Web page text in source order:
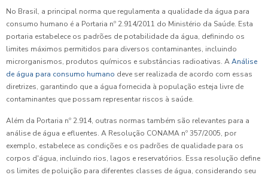
No Brasil, a principal norma que regulamenta a qualidade da água para
consumo humano é a Portaria nº 2.914/2011 do Ministério da Saúde. Esta
portaria estabelece os padrões de potabilidade da água, definindo os
limites máximos permitidos para diversos contaminantes, incluindo
microrganismos, produtos químicos e substâncias radioativas. AAnálise
de água para consumo humano deve ser realizada de acordo com essas
diretrizes, garantindo que a água fornecida à população esteja livre de
contaminantes que possam representar riscos à saúde.
Além da Portaria nº 2.914, outras normas também são relevantes para a
análise de água e efluentes. A Resolução CONAMA nº 357/2005, por
exemplo, estabelece as condições e os padrões de qualidade para os
corpos d'água, incluindo rios, lagos e reservatórios. Essa resolução define
os limites de poluição para diferentes classes de água, considerando seu